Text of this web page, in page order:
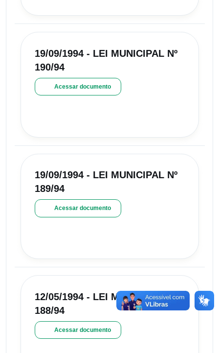
19/09/1994 - LEI MUNICIPAL Nº
190/94
Acessar documento
19/09/1994 - LEI MUNICIPAL Nº
189/94
Acessar documento
12/05/1994 - LEI MUNICIPAL Nº
188/94
Acessar documento